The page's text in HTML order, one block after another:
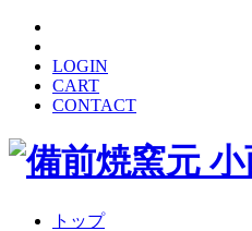
LOGIN
CART
CONTACT
トップ